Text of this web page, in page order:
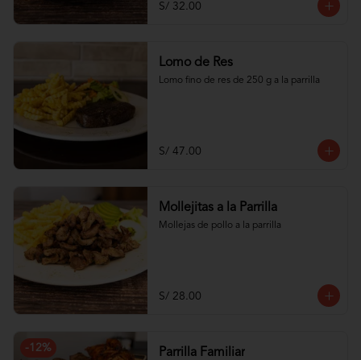
S/ 32.00
Lomo de Res
Lomo fino de res de 250 g a la parrilla
S/ 47.00
Mollejitas a la Parrilla
Mollejas de pollo a la parrilla
S/ 28.00
-12% Parrilla Familiar